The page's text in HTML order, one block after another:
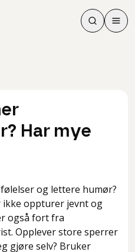
Søk
Søk
Meny
Har mye
og lettere humør?
ikke oppturer jevnt og
også fort fra
Opplever store sperrer
gjøre selv? Bruker